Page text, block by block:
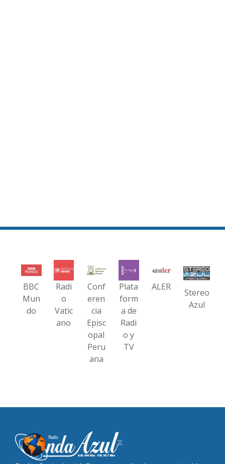
BBC
Mun
do
Radi
o
Vatic
ano
Conf
eren
cia
Episc
opal
Peru
ana
Plata
form
a de
Radi
o y
TV
ALER
Stereo
Azul